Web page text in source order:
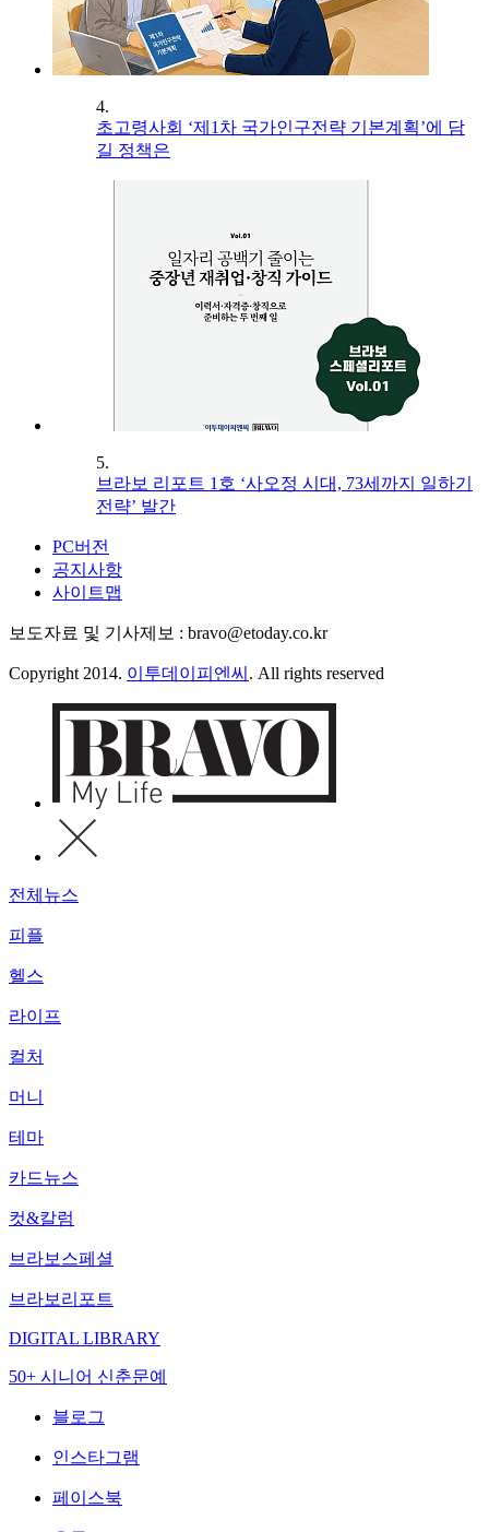
4.
초고령사회 ‘제1차 국가인구전략 기본계획’에 담
길 정책은
5.
브라보 리포트 1호 ‘사오정 시대, 73세까지 일하기
전략’ 발간
PC버전
공지사항
사이트맵
보도자료 및 기사제보 : bravo@etoday.co.kr
Copyright 2014. 이투데이피엔씨 . All rights reserved
전체뉴스
피플
헬스
라이프
컬처
머니
테마
카드뉴스
컷&칼럼
브라보스페셜
브라보리포트
DIGITAL LIBRARY
50+ 시니어 신춘문예
블로그
인스타그램
페이스북